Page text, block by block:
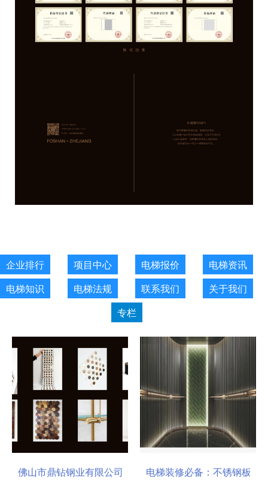
企业排行 项目中心 电梯报价
电梯资讯
电梯知识
电梯法规 联系我们
关于我们
专栏
一站式选材中心 | 电梯装饰
电梯装修必备：不锈钢板安装与养护要点瑞哈希电梯资讯平台介绍